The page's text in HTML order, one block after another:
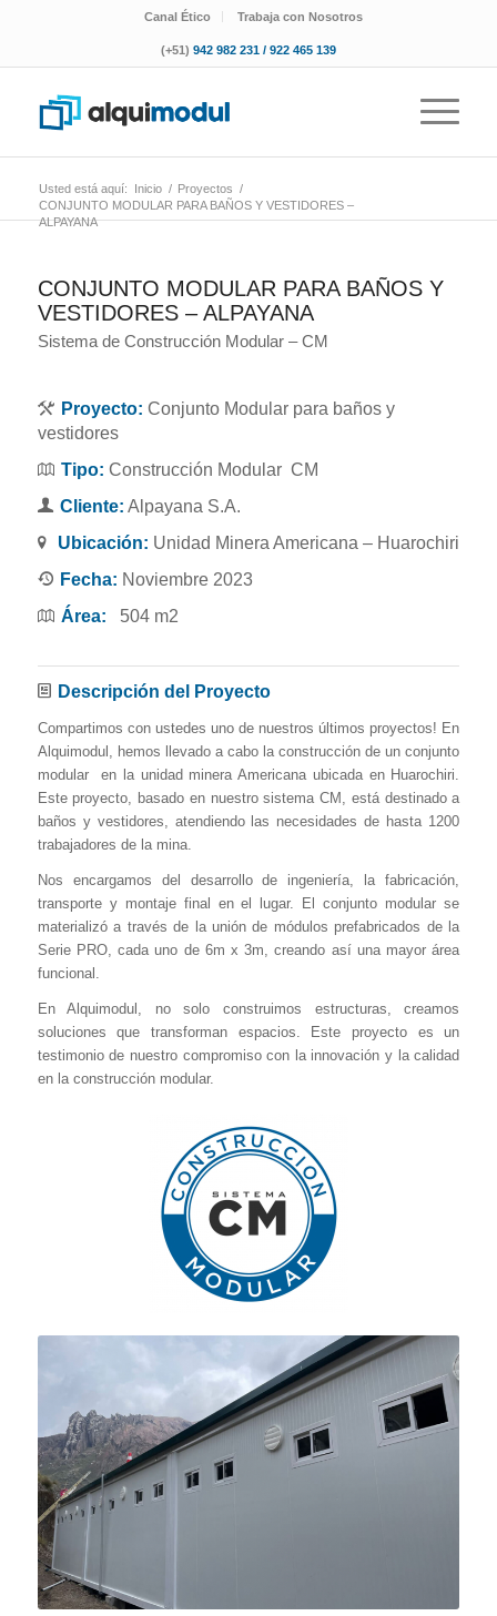
Canal Ético Trabaja con Nosotros
(+51) 942 982 231 / 922 465 139
Usted está aquí: Inicio / Proyectos /
CONJUNTO MODULAR PARA BAÑOS Y VESTIDORES –
ALPAYANA
CONJUNTO MODULAR PARA BAÑOS Y
VESTIDORES – ALPAYANA
Sistema de Construcción Modular – CM
Proyecto: Conjunto Modular para baños y
vestidores
Tipo: Construcción Modular CM
Cliente: Alpayana S.A.
Ubicación: Unidad Minera Americana – Huarochiri
Fecha: Noviembre 2023
Área:
504 m2
Descripción del Proyecto
Compartimos con ustedes uno de nuestros últimos proyectos! En
Alquimodul, hemos llevado a cabo la construcción de un conjunto
modular en la unidad minera Americana ubicada en Huarochiri.
Este proyecto, basado en nuestro sistema CM, está destinado a
baños y vestidores, atendiendo las necesidades de hasta 1200
trabajadores de la mina.
Nos encargamos del desarrollo de ingeniería, la fabricación,
transporte y montaje final en el lugar. El conjunto modular se
materializó a través de la unión de módulos prefabricados de la
Serie PRO, cada uno de 6m x 3m, creando así una mayor área
funcional.
En Alquimodul, no solo construimos estructuras, creamos
soluciones que transforman espacios. Este proyecto es un
testimonio de nuestro compromiso con la innovación y la calidad
en la construcción modular.